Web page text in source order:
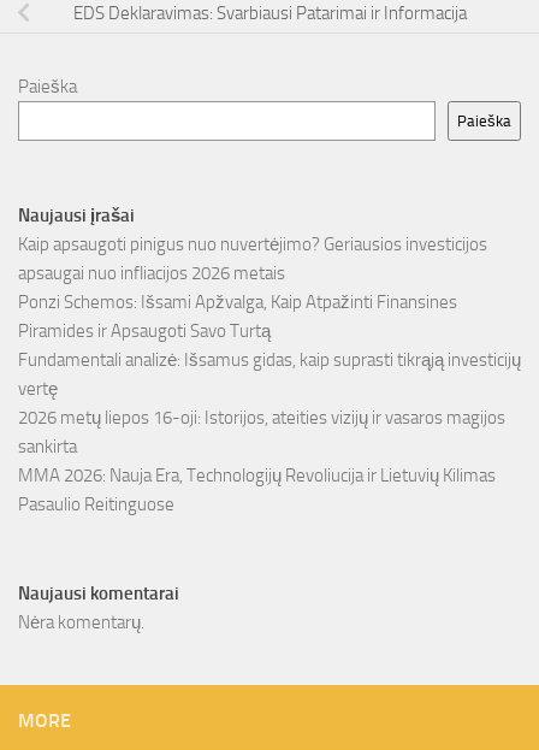
EDS Deklaravimas: Svarbiausi Patarimai ir Informacija
Paieška
Paieška
Naujausi įrašai
Kaip apsaugoti pinigus nuo nuvertėjimo? Geriausios investicijos
apsaugai nuo infliacijos 2026 metais
Ponzi Schemos: Išsami Apžvalga, Kaip Atpažinti Finansines
Piramides ir Apsaugoti Savo Turtą
Fundamentali analizė: Išsamus gidas, kaip suprasti tikrąją investicijų
vertę
2026 metų liepos 16-oji: Istorijos, ateities vizijų ir vasaros magijos
sankirta
MMA 2026: Nauja Era, Technologijų Revoliucija ir Lietuvių Kilimas
Pasaulio Reitinguose
Naujausi komentarai
Nėra komentarų.
MORE